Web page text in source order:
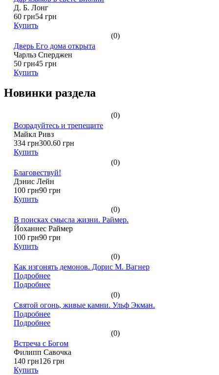
Д. Б. Лонг
60 грн54 грн
Купить
(0)
Дверь Его дома открыта
Чарльз Сперджен
50 грн45 грн
Купить
Новинки раздела
(0)
Возрадуйтесь и трепещите
Майкл Ривз
334 грн300.60 грн
Купить
(0)
Благовествуй!
Дэнис Лейн
100 грн90 грн
Купить
(0)
В поисках смысла жизни. Раймер.
Йоханнес Раймер
100 грн90 грн
Купить
(0)
Как изгонять демонов. Дорис М. Вагнер
Подробнее
Подробнее
(0)
Святой огонь, живые камни. Ульф Экман.
Подробнее
Подробнее
(0)
Встреча с Богом
Филипп Савочка
140 грн126 грн
Купить